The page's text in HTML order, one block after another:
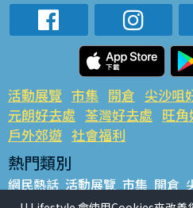
活動展覽 市集 開倉 尖沙咀
元朗好去處 荃灣好去處 旺
戶外郊遊 社會福利
熱門類別
網民熱話 活動展覽 市集 開倉
銅鑼灣好去處 元朗好去處 荃灣